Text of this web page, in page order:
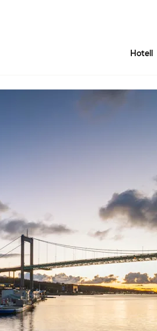
Hotell